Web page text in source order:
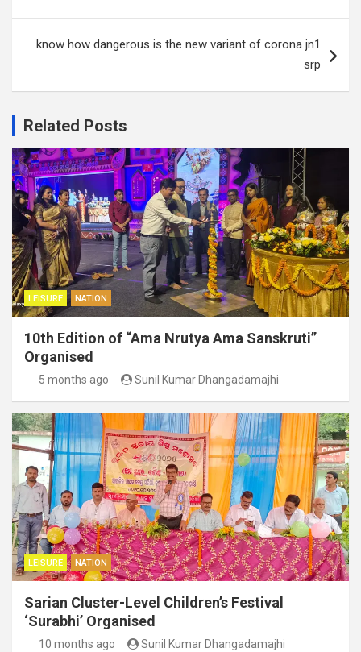
know how dangerous is the new variant of corona jn1
srp
Related Posts
LEISURE NATION
10th Edition of “Ama Nrutya Ama Sanskruti”
Organised
5 months ago Sunil Kumar Dhangadamajhi
LEISURE NATION
Sarian Cluster-Level Children’s Festival
‘Surabhi’ Organised
10 months ago Sunil Kumar Dhangadamajhi